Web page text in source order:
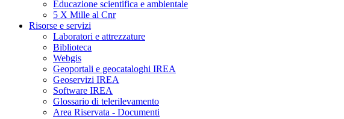
Educazione scientifica e ambientale
5 X Mille al Cnr
Risorse e servizi
Laboratori e attrezzature
Biblioteca
Webgis
Geoportali e geocataloghi IREA
Geoservizi IREA
Software IREA
Glossario di telerilevamento
Area Riservata - Documenti